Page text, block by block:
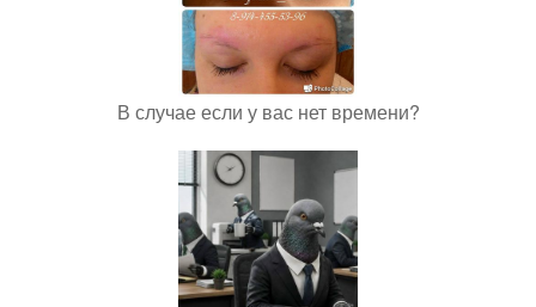
В случае если у вас нет времени?